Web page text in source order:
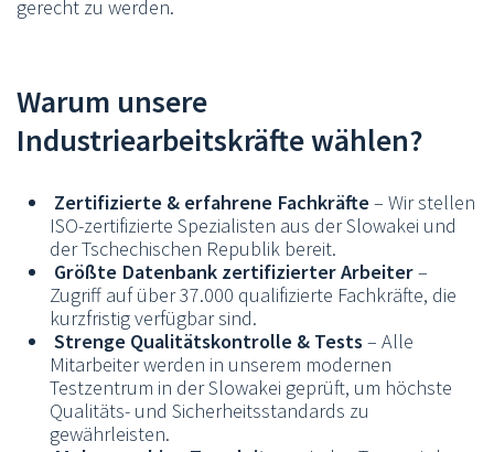
gerecht zu werden.
Warum unsere
Industriearbeitskräfte wählen?
Zertifizierte & erfahrene Fachkräfte– Wir stellen
ISO-zertifizierte Spezialisten aus der Slowakei und
der Tschechischen Republik bereit.
Größte Datenbank zertifizierter Arbeiter–
Zugriff auf über 37.000 qualifizierte Fachkräfte, die
kurzfristig verfügbar sind.
Strenge Qualitätskontrolle & Tests – Alle
Mitarbeiter werden in unserem modernen
Testzentrum in der Slowakei geprüft, um höchste
Qualitäts- und Sicherheitsstandards zu
gewährleisten.